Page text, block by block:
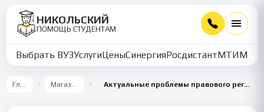
НИКОЛЬСКИЙ
ПОМОЩЬ СТУДЕНТАМ
Выбрать ВУЗУслугиЦеныСинергияРосдистантМТИММУ
Главная Магазин работ Актуальные проблемы правового регулирования времени отдыха